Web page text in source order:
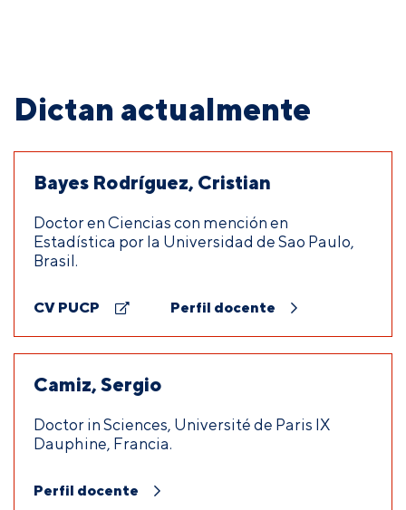
Dictan actualmente
Bayes Rodríguez, Cristian
Doctor en Ciencias con mención en
Estadística por la Universidad de Sao Paulo,
Brasil.
CV PUCP Perfil docente
Camiz, Sergio
Doctor in Sciences, Université de Paris IX
Dauphine, Francia.
Perfil docente